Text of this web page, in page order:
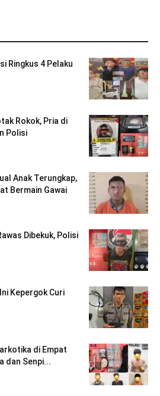
Ringkus 4 Pelaku
Rokok, Pria di
Polisi
Anak Terungkap,
Bermain Gawai
Dibekuk, Polisi
Kepergok Curi
di Empat
dan Senpi...